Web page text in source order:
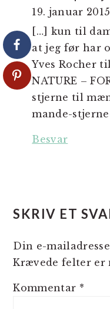
19. januar
[…] kun til
at jeg før har
Yves Rocher
NATURE –
stjerne til
mande-
Besvar
SKRIV ET
Din e-
Krævede felter er
Kommentar *